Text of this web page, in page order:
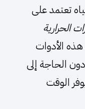
تعتمد على
الحرارية
الأدوات
الحاجة إلى
الوقت